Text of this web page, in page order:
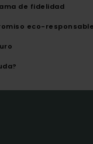
de fidelidad
eco-responsable